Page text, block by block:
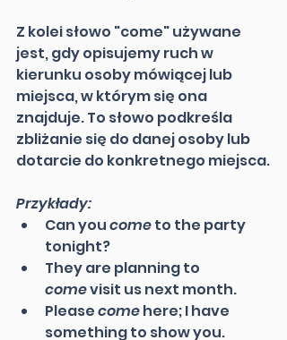
Z kolei słowo "come" używane
jest, gdy opisujemy ruch w
kierunku osoby mówiącej lub
miejsca, w którym się ona
znajduje. To słowo podkreśla
zbliżanie się do danej osoby lub
dotarcie do konkretnego miejsca.
Przykłady:
Can you come to the party
tonight?
They are planning to
come visit us next month.
Please come here; I have
something to show you.